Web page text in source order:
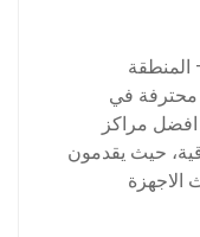
محترفة في
مراكز
حيث يقدمون